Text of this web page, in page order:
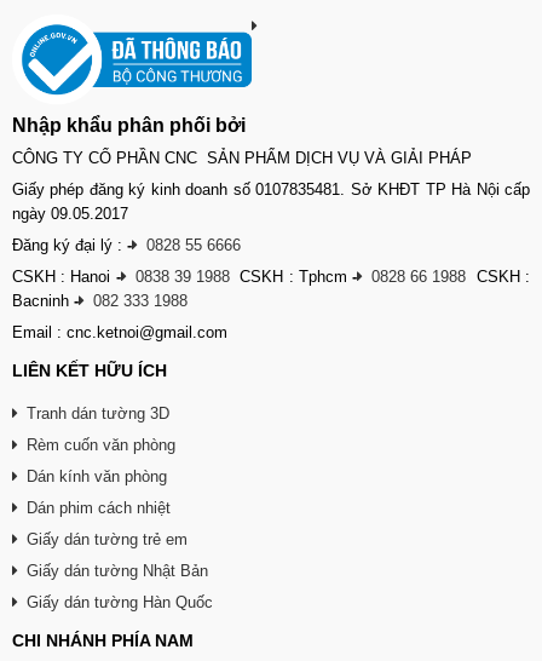
Nhập khẩu phân phối bởi
CÔNG TY CỔ PHẦN CNC SẢN PHẨM DỊCH VỤ VÀ GIẢI PHÁP
Giấy phép đăng ký kinh doanh số 0107835481. Sở KHĐT TP Hà Nội cấp
ngày 09.05.2017
Đăng ký đại lý : -
0828 55 6666
CSKH : Hanoi - 0838 39 1988 CSKH : Tphcm- 0828 66 1988 CSKH :
Bacninh -
082 333 1988
Email : cnc.ketnoi@gmail.com
LIÊN KẾT HỮU ÍCH
Tranh dán tường 3D
Rèm cuốn văn phòng
Dán kính văn phòng
Dán phim cách nhiệt
Giấy dán tường trẻ em
Giấy dán tường Nhật Bản
Giấy dán tường Hàn Quốc
CHI NHÁNH PHÍA NAM